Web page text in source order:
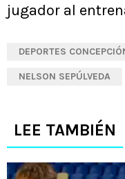
jugador al
DEPORTES
NELSON SEPÚLVEDA
LEE TAMBIÉN